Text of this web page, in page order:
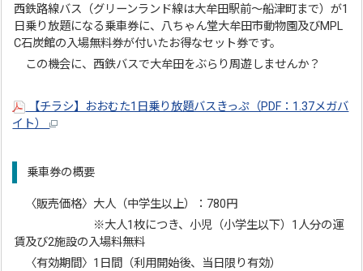
西鉄路線バス（グリーンランド線は大牟田駅前～船津町まで）が1
日乗り放題になる乗車券に、八ちゃん堂大牟田市動物園及びMPL
C石炭館の入場無料券が付いたお得なセット券です。
この機会に、西鉄バスで大牟田をぶらり周遊しませんか？
【チラシ】おおむた1日乗り放題バスきっぷ（PDF：1.37メガバ
イト）
乗車券の概要
〈販売価格〉大人（中学生以上）：780円
※大人1枚につき、小児（小学生以下）1人分の運
賃及び2施設の入場料無料
〈有効期間〉1日間（利用開始後、当日限り有効）